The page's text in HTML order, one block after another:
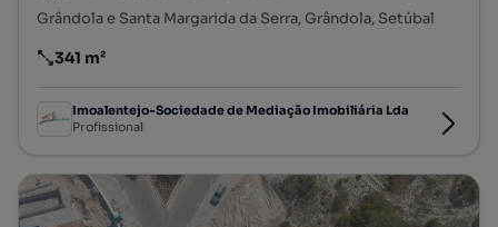
Grândola e Santa Margarida da Serra, Grândola, Setúbal
Preço por metro quadrado
341 m²
Imoalentejo-Sociedade de Mediação Imobiliária Lda
Profissional